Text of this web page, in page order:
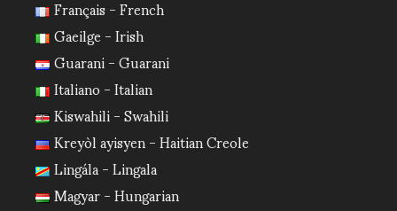
Français - French
Gaeilge - Irish
Guarani - Guarani
Italiano - Italian
Kiswahili - Swahili
Kreyòl ayisyen - Haitian Creole
Lingála - Lingala
Magyar - Hungarian